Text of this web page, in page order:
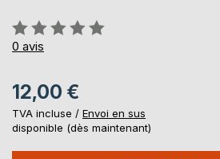
Évaluation:
0%
0 avis
12,00 €
TVA incluse / Envoi en sus
disponible (dès maintenant)